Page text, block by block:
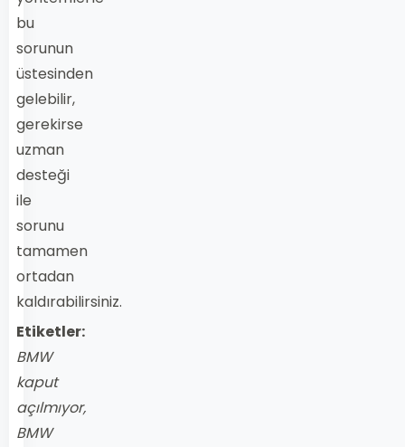
bu
sorunun
üstesinden
gelebilir,
gerekirse
uzman
desteği
ile
sorunu
tamamen
ortadan
kaldırabilirsiniz.
Etiketler:
BMW
kaput
açılmıyor,
BMW